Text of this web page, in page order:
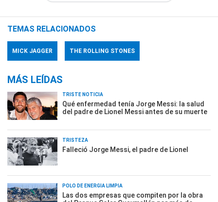
TEMAS RELACIONADOS
MICK JAGGER THE ROLLING STONES
MÁS LEÍDAS
TRISTE NOTICIA
Qué enfermedad tenía Jorge Messi: la salud
del padre de Lionel Messi antes de su muerte
TRISTEZA
Falleció Jorge Messi, el padre de Lionel
POLO DE ENERGÍA LIMPIA
Las dos empresas que compiten por la obra